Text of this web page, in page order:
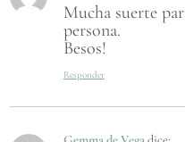
Mucha suerte
persona.
Besos!
Responder